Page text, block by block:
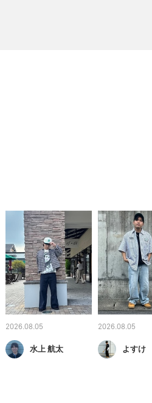
2026.08.05
水上 航太
2026.08.05
よすけ